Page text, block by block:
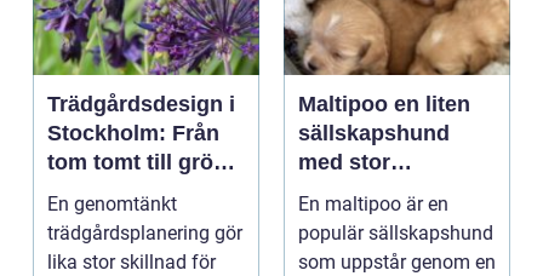
Trädgårdsdesign i
Stockholm: Från
tom tomt till grön
oas
En genomtänkt
trädgårdsplanering gör
lika stor skillnad för
Maltipoo en liten
sällskapshund
med stor
personlighet
En maltipoo är en
populär sällskapshund
som uppstår genom en